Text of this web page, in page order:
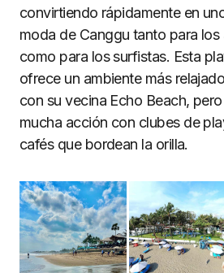
convirtiendo rápidamente en
moda de Canggu tanto para los
como para los surfistas. Esta
ofrece un ambiente más
con su vecina Echo Beach,
mucha acción con clubes de
cafés que bordean la orilla.